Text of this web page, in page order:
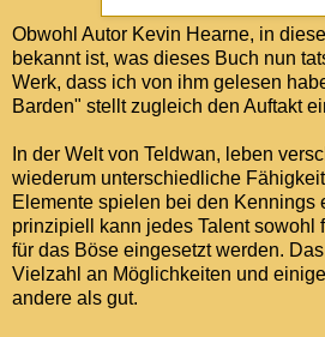
Obwohl Autor Kevin Hearne, in
bekannt ist, was dieses Buch nun
Werk, dass ich von ihm gelesen
Barden" stellt zugleich den Auftakt
In der Welt von Teldwan, leben
wiederum unterschiedliche
Elemente spielen bei den Kennings
prinzipiell kann jedes Talent sowohl
für das Böse eingesetzt werden.
Vielzahl an Möglichkeiten und
andere als gut.